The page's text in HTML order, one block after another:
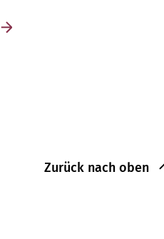
Zurück nach oben